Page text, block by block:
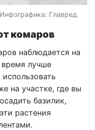
Главред
комаров
наблюдается на
время лучше
на участке, где вы
базилик,
растения